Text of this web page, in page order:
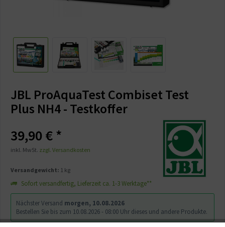
JBL ProAquaTest Combiset Test
Plus NH4 - Testkoffer
39,90 € *
inkl. MwSt. zzgl. Versandkosten
Versandgewicht: 1 kg
Sofort versandfertig, Lieferzeit ca. 1-3 Werktage**
Nächster Versand morgen, 10.08.2026
Bestellen Sie bis zum 10.08.2026 - 08:00 Uhr dieses und andere Produkte.